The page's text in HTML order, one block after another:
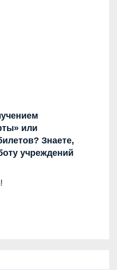
или
Знаете,
учреждений